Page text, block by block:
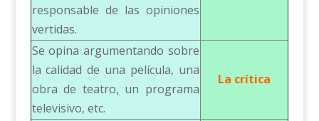
responsable de las opiniones
vertidas.
Se opina argumentando sobre
la calidad de una película, una
obra de teatro, un programa
televisivo, etc.
La crítica